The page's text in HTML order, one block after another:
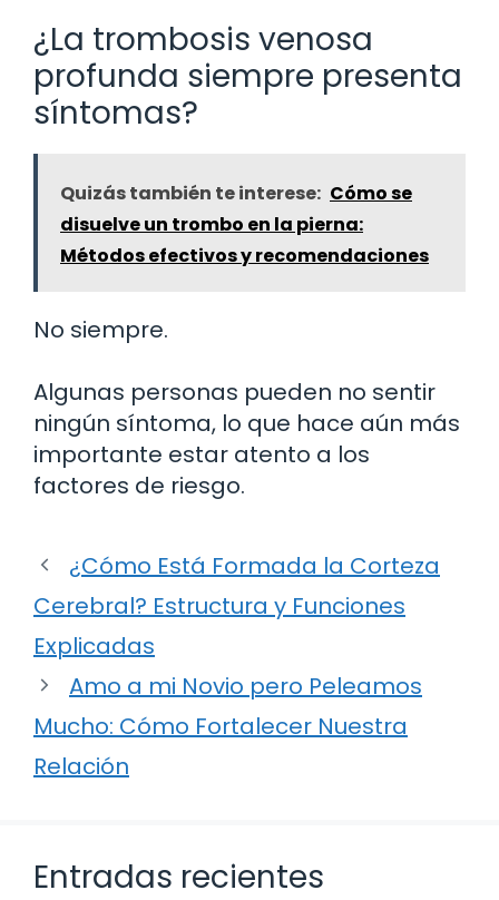
¿La trombosis venosa
profunda siempre presenta
síntomas?
Quizás también te interese: Cómo se
disuelve un trombo en la pierna:
Métodos efectivos y recomendaciones
No siempre.
Algunas personas pueden no sentir
ningún síntoma, lo que hace aún más
importante estar atento a los
factores de riesgo.
¿Cómo Está Formada la Corteza
Cerebral? Estructura y Funciones
Explicadas
Amo a mi Novio pero Peleamos
Mucho: Cómo Fortalecer Nuestra
Relación
Entradas recientes